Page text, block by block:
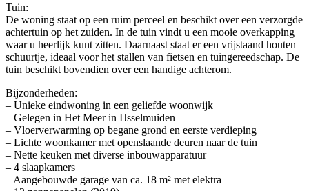
Tuin:
De woning staat op een ruim perceel en beschikt over een verzorgde
achtertuin op het zuiden. In de tuin vindt u een mooie overkapping
waar u heerlijk kunt zitten. Daarnaast staat er een vrijstaand houten
schuurtje, ideaal voor het stallen van fietsen en tuingereedschap. De
tuin beschikt bovendien over een handige achterom.
Bijzonderheden:
– Unieke eindwoning in een geliefde woonwijk
– Gelegen in Het Meer in IJsselmuiden
– Vloerverwarming op begane grond en eerste verdieping
– Lichte woonkamer met openslaande deuren naar de tuin
– Nette keuken met diverse inbouwapparatuur
– 4 slaapkamers
– Aangebouwde garage van ca. 18 m² met elektra